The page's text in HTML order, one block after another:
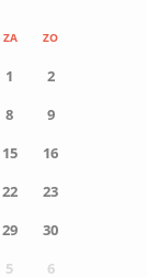
ZA ZO
1
2
8
9
15
16
22
23
29
30
5 6